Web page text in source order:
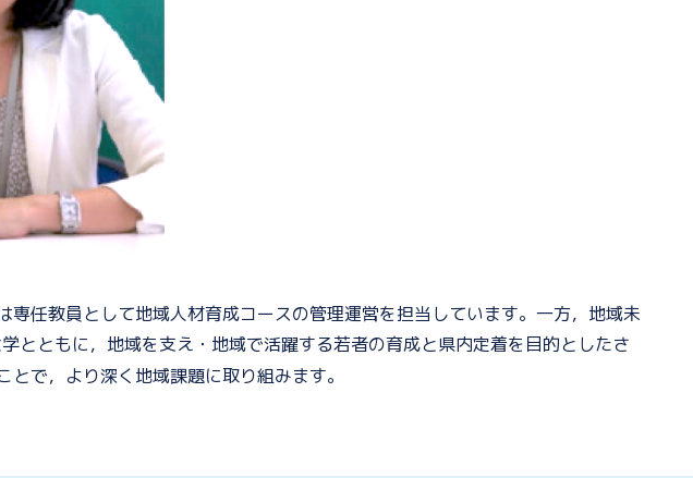
任教員として地域人材育成コースの管理運営を担当しています。一方，地域未
とともに，地域を支え・地域で活躍する若者の育成と県内定着を目的としたさ
で，より深く地域課題に取り組みます。